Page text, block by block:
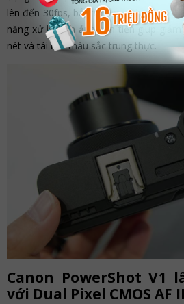
lên đến 30fps, bắt trọn mọi khoảnh
năng xử lý hình ảnh tiên tiến giúp
nét và tái tạo màu sắc trung thực.
Canon PowerShot V1
với Dual Pixel CMOS AF II